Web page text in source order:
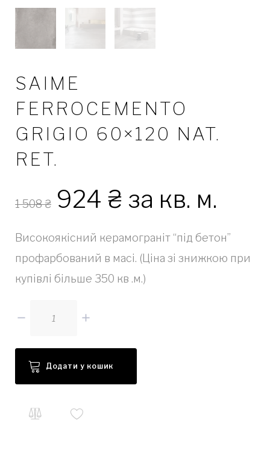
SAIME
FERROCEMENTO
GRIGIO 60×120 NAT.
RET.
1 508₴ 924 ₴ за кв. м.
Високоякісний керамограніт “під бетон”
профарбований в масі. (Ціна зі знижкою при
купівлі більше 350 кв .м.)
Додати у кошик